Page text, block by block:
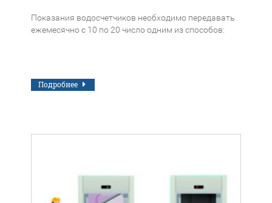
Показания водосчетчиков необходимо передавать
ежемесячно с 10 по 20 число одним из способов:
Подробнее